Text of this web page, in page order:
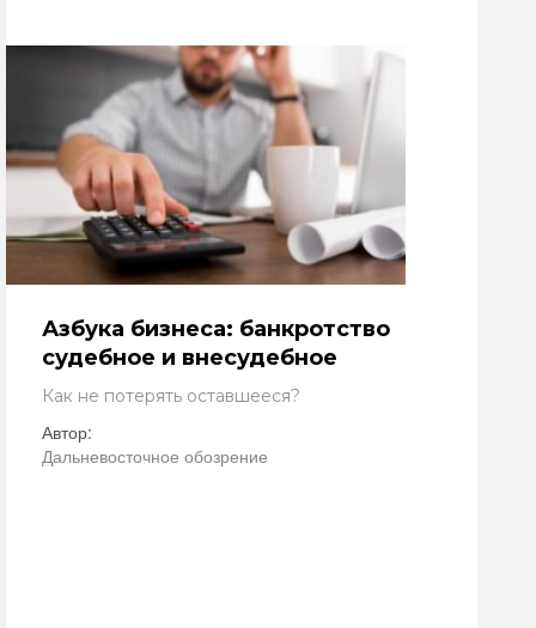
Азбука бизнеса: банкротство
судебное и внесудебное
Как не потерять оставшееся?
Автор:
Дальневосточное обозрение